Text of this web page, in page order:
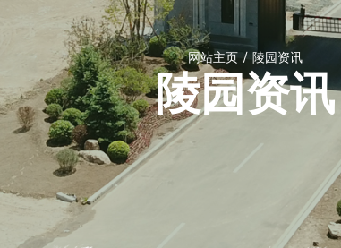
网站主页 陵园资讯
陵园资讯